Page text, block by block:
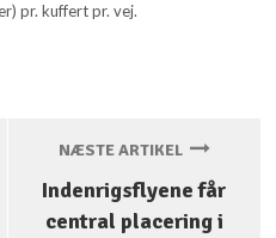
pr. kuffert pr. vej.
NÆSTE ARTIKEL
Indenrigsflyene får
central placering i